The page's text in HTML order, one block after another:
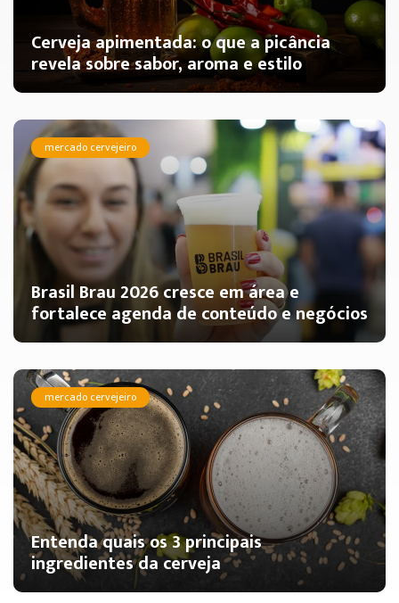
Cerveja apimentada: o que a picância
revela sobre sabor, aroma e estilo
mercado cervejeiro
Brasil Brau 2026 cresce em área e
fortalece agenda de conteúdo e negócios
mercado cervejeiro
Entenda quais os 3 principais
ingredientes da cerveja